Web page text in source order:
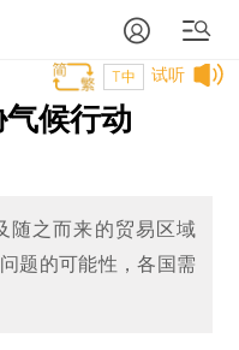
试听
T中
候行动
随之而来的贸易区域
题的可能性，各国需